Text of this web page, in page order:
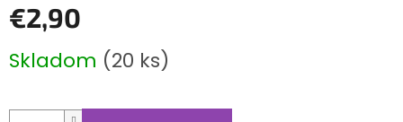
€2,90
cena:
Skladom (20 ks)